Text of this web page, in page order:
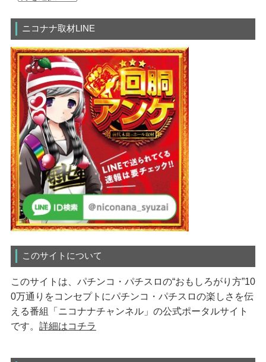
ニコナナ取材LINE
このサイトについて
このサイトは、パチンコ・パチスロの“おもしろがり方”10
0万通りをコンセプトにパチンコ・パチスロの楽しさを伝
える番組「ニコナナチャンネル」の公式ポータルサイト
です。 詳細はコチラ